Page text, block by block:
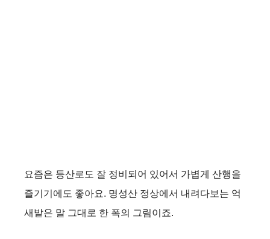
요즘은 등산로도 잘 정비되어 있어서 가볍게 산행을
즐기기에도 좋아요. 명성산 정상에서 내려다보는 억
새밭은 말 그대로 한 폭의 그림이죠.